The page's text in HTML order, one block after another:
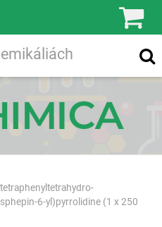
6-yl)pyrrolidine (1 x 250